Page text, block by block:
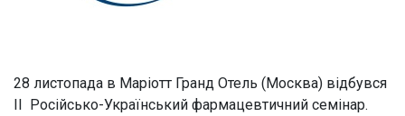
28 листопада в Маріотт Гранд Отель (Москва) відбувся
ІІ Російсько-Український фармацевтичний семінар.